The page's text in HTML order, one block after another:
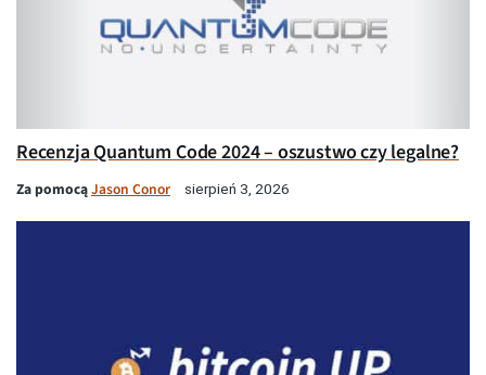
Recenzja Quantum Code 2024 – oszustwo czy legalne?
Za pomocąJason Conor sierpień 3, 2026